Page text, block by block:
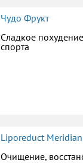
Чудо Фрукт
Сладкое
спорта
Liporeduct Meridian
Очищение,